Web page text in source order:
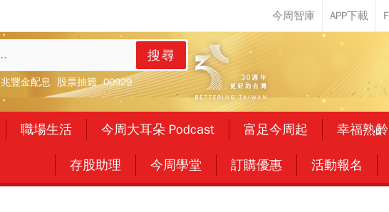
搜尋
兆豐金配息 股票抽籤 00929
職場生活 今周大耳朵 Podcast 富足今周起 幸福熟齡
存股助理 今周學堂 訂購優惠 活動報名